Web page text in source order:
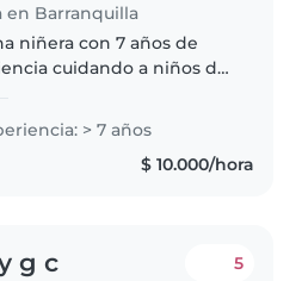
en Barranquilla
niñera con 7 años de
cuidando a niños de
primaria. Soy
creativa y muy
Disfruto mucho de
> 7 años
$ 10.000/hora
g c 5